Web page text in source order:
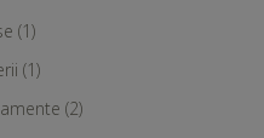
(1)
(1)
(2)